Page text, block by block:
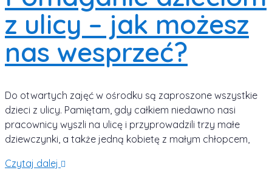
z ulicy – jak możesz
nas wesprzeć?
Do otwartych zajęć w ośrodku są zaproszone wszystkie
dzieci z ulicy. Pamiętam, gdy całkiem niedawno nasi
pracownicy wyszli na ulicę i przyprowadzili trzy małe
dziewczynki, a także jedną kobietę z małym chłopcem,
Czytaj dalej